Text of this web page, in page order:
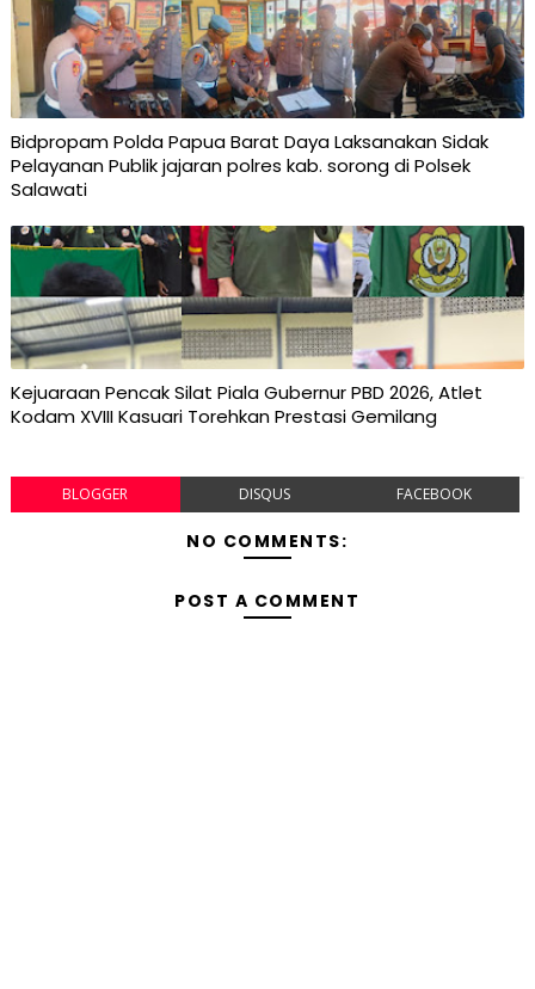
Bidpropam Polda Papua Barat Daya Laksanakan Sidak
Pelayanan Publik jajaran polres kab. sorong di Polsek
Salawati
Kejuaraan Pencak Silat Piala Gubernur PBD 2026, Atlet
Kodam XVIII Kasuari Torehkan Prestasi Gemilang
BLOGGER DISQUS FACEBOOK
NO COMMENTS:
POST A COMMENT